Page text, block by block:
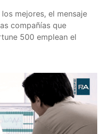
mejores, el mensaje
compañías que
500 emplean el